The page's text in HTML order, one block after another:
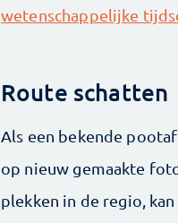
wetenschappelijke
Route schatten
Als een bekende
op nieuw gemaakte
plekken in de regio,